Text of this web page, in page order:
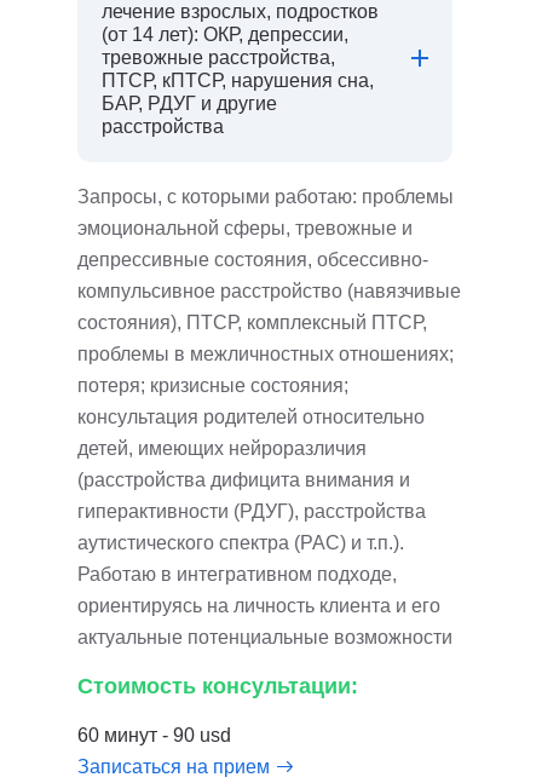
лечение взрослых, подростков
(от 14 лет): ОКР, депрессии,
тревожные расстройства,
ПТСР, кПТСР, нарушения сна,
БАР, РДУГ и другие
расстройства
Запросы, с которыми работаю: проблемы
эмоциональной сферы, тревожные и
депрессивные состояния, обсессивно-
компульсивное расстройство (навязчивые
состояния), ПТСР, комплексный ПТСР,
проблемы в межличностных отношениях;
потеря; кризисные состояния;
консультация родителей относительно
детей, имеющих нейроразличия
(расстройства дифицита внимания и
гиперактивности (РДУГ), расстройства
аутистического спектра (РАС) и т.п.).
Работаю в интегративном подходе,
ориентируясь на личность клиента и его
актуальные потенциальные возможности
Стоимость консультации:
60 минут - 90 usd
Записаться на прием